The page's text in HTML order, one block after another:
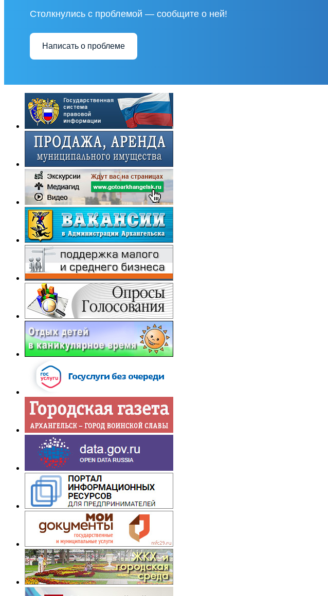
Столкнулись с проблемой — сообщите о ней!
Написать о проблеме